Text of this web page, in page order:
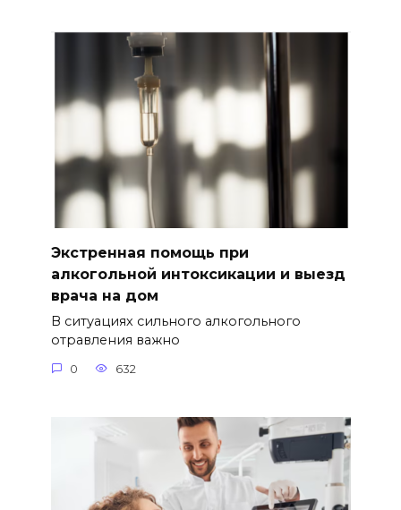
Экстренная помощь при
алкогольной интоксикации и выезд
врача на дом
В ситуациях сильного алкогольного
отравления важно
0 632